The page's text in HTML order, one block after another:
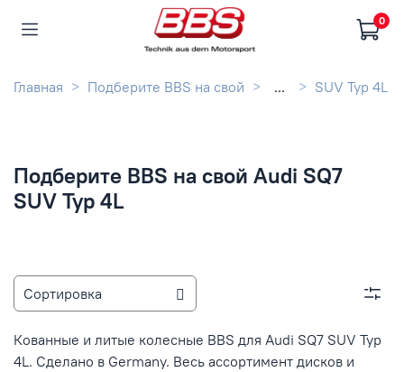
0
Главная Подберите BBS на свой ... SUV Typ 4L
Подберите BBS на свой Audi SQ7
SUV Typ 4L
Кованные и литые колесные BBS для Audi SQ7 SUV Typ
4L. Сделано в Germany. Весь ассортимент дисков и